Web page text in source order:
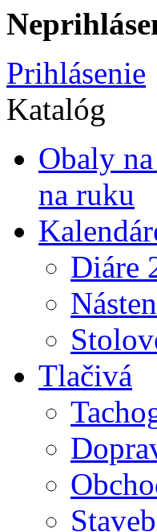
Prihlásenie
Katalóg
Obaly
na ruku
Diáre
Tlačivá